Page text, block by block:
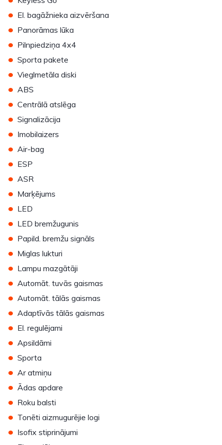
• El. bagāžnieka aizvēršana
• Panorāmas lūka
• Pilnpiedziņa 4x4
• Sporta pakete
• Vieglmetāla diski
• ABS
• Centrālā atslēga
• Signalizācija
• Imobilaizers
• Air-bag
• ESP
• ASR
• Marķējums
• LED
• LED bremžugunis
• Papild. bremžu signāls
• Miglas lukturi
• Lampu mazgātāji
• Automāt. tuvās gaismas
• Automāt. tālās gaismas
• Adaptīvās tālās gaismas
• El. regulējami
• Apsildāmi
• Sporta
• Ar atmiņu
• Ādas apdare
• Roku balsti
• Tonēti aizmugurējie logi
• Isofix stiprinājumi